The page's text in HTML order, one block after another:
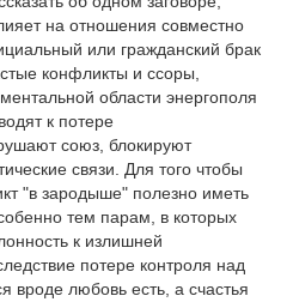
на отношения совместно
или гражданский брак
конфликты и ссоры,
области энергополя
к потере
союз, блокируют
связи. Для того чтобы
"в зародыше" полезно иметь
тем парам, в которых
к излишней
потере контроля над
вроде любовь есть, а счастья